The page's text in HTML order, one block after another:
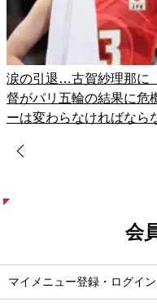
涙の引退…古賀紗理那に
督がパリ五輪の結果に危
ーは変わらなければなら
会
マイメニュー登録・ログイン